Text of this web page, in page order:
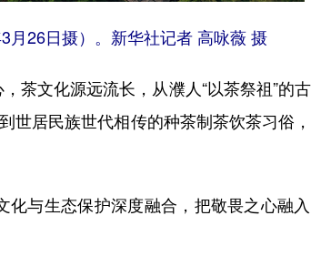
月26日摄）。新华社记者 高咏薇 摄
文化源远流长，从濮人“以茶祭祖”的
世居民族世代相传的种茶制茶饮茶习俗
与生态保护深度融合，把敬畏之心融